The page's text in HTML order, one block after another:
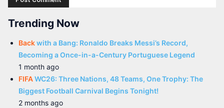
Trending Now
Backwith a Bang: Ronaldo Breaks Messi’s Record,
Becoming a Once-in-a-Century Portuguese Legend
1 month ago
FIFAWC26: Three Nations, 48 Teams, One Trophy: The
Biggest Football Carnival Begins Tonight!
2 months ago